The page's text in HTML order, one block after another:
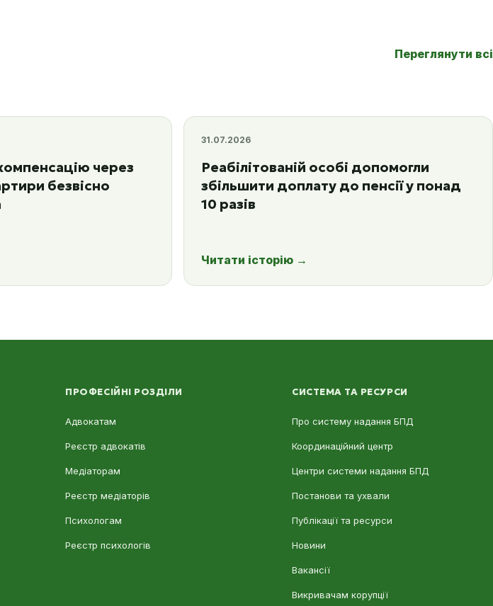
Переглянути всі
через
безвісно
31.07.2026
Реабілітованій особі допомогли
збільшити доплату до пенсії у понад
10 разів
Читати історію →
ПРОФЕСІЙНІ РОЗДІЛИ
Адвокатам
Реєстр адвокатів
Медіаторам
Реєстр медіаторів
Психологам
Реєстр психологів
СИСТЕМА ТА РЕСУРСИ
Про систему надання БПД
Координаційний центр
Центри системи надання БПД
Постанови та ухвали
Публікації та ресурси
Новини
Вакансії
Викривачам корупції